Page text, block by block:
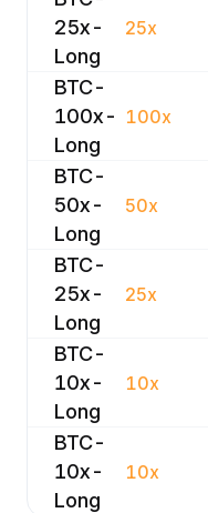
25x-
Long
25x
BTC-
100x-
Long
100x
BTC-
50x-
Long
50x
BTC-
25x-
Long
25x
BTC-
10x-
Long
10x
BTC-
10x-
Long
10x